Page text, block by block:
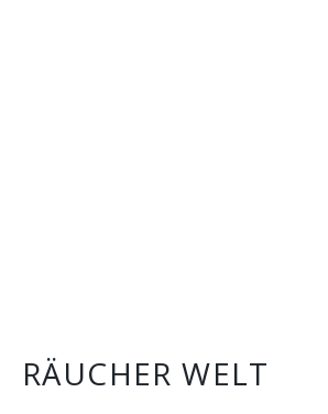
RÄUCHER WELT